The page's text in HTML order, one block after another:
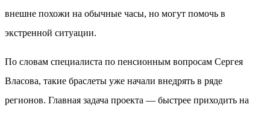
внешне похожи на обычные часы, но могут помочь в
экстренной ситуации.
По словам специалиста по пенсионным вопросам Сергея
Власова, такие браслеты уже начали внедрять в ряде
регионов. Главная задача проекта — быстрее приходить на